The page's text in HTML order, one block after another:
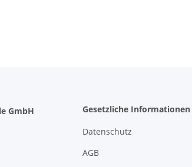
GmbH
Gesetzliche Informationen
Datenschutz
AGB